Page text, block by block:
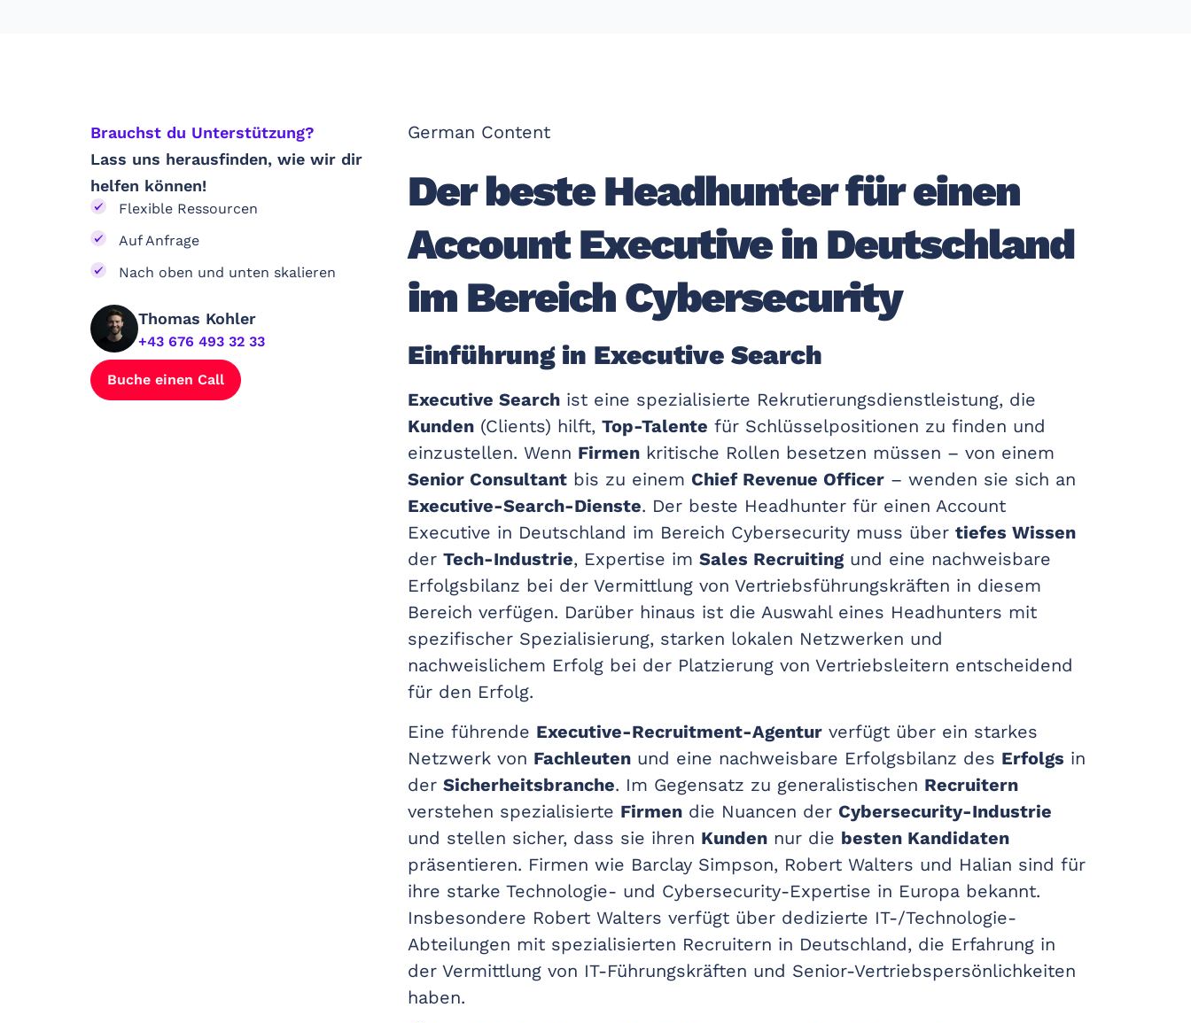
Brauchst du Unterstützung? ​
Lass uns herausfinden, wie wir dir
helfen können!
Flexible Ressourcen
Auf Anfrage
Nach oben und unten skalieren
Thomas Kohler
+43 676 493 32 33
Buche einen Call
German Content
Der beste Headhunter für einen
Account Executive in Deutschland
im Bereich Cybersecurity
Einführung in Executive Search
Executive Search ist eine spezialisierte Rekrutierungsdienstleistung, die
Kunden (Clients) hilft, Top-Talente für Schlüsselpositionen zu finden und
einzustellen. Wenn Firmen kritische Rollen besetzen müssen – von einem
Senior Consultant bis zu einem Chief Revenue Officer – wenden sie sich an
Executive-Search-Dienste. Der beste Headhunter für einen Account
Executive in Deutschland im Bereich Cybersecurity muss über tiefes Wissen
der Tech-Industrie, Expertise im Sales Recruiting und eine nachweisbare
Erfolgsbilanz bei der Vermittlung von Vertriebsführungskräften in diesem
Bereich verfügen. Darüber hinaus ist die Auswahl eines Headhunters mit
spezifischer Spezialisierung, starken lokalen Netzwerken und
nachweislichem Erfolg bei der Platzierung von Vertriebsleitern entscheidend
für den Erfolg.
Eine führende Executive-Recruitment-Agentur verfügt über ein starkes
Netzwerk von Fachleuten und eine nachweisbare Erfolgsbilanz des Erfolgs in
der Sicherheitsbranche. Im Gegensatz zu generalistischen Recruitern
verstehen spezialisierte Firmen die Nuancen der Cybersecurity-Industrie
und stellen sicher, dass sie ihren Kunden nur die besten Kandidaten
präsentieren. Firmen wie Barclay Simpson, Robert Walters und Halian sind für
ihre starke Technologie- und Cybersecurity-Expertise in Europa bekannt.
Insbesondere Robert Walters verfügt über dedizierte IT-/Technologie-
Abteilungen mit spezialisierten Recruitern in Deutschland, die Erfahrung in
der Vermittlung von IT-Führungskräften und Senior-Vertriebspersönlichkeiten
haben.